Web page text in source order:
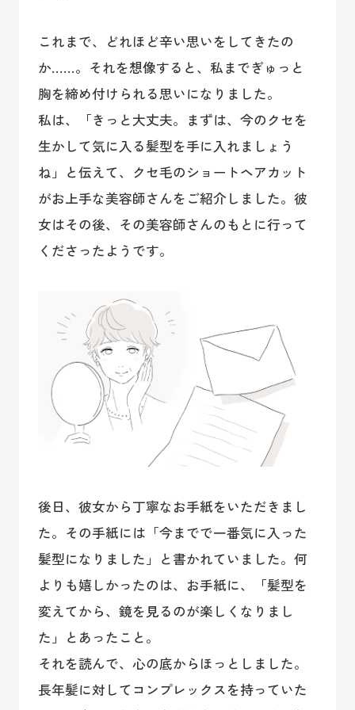
これまで、どれほど辛い思いをしてきたの
か……。それを想像すると、私までぎゅっと
胸を締め付けられる思いになりました。
私は、「きっと大丈夫。まずは、今のクセを
生かして気に入る髪型を手に入れましょう
ね」と伝えて、クセ毛のショートヘアカット
がお上手な美容師さんをご紹介しました。彼
女はその後、その美容師さんのもとに行って
くださったようです。
後日、彼女から丁寧なお手紙をいただきまし
た。その手紙には「今までで一番気に入った
髪型になりました」と書かれていました。何
よりも嬉しかったのは、お手紙に、「髪型を
変えてから、鏡を見るのが楽しくなりまし
た」とあったこと。
それを読んで、心の底からほっとしました。
長年髪に対してコンプレックスを持っていた